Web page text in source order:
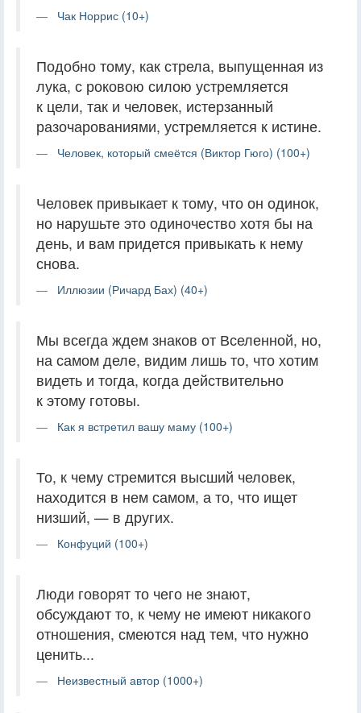
Чак Норрис (10+)
Подобно тому, как стрела, выпущенная из
лука, с роковою силою устремляется
к цели, так и человек, истерзанный
разочарованиями, устремляется к истине.
Человек, который смеётся (Виктор Гюго) (100+)
Человек привыкает к тому, что он одинок,
но нарушьте это одиночество хотя бы на
день, и вам придется привыкать к нему
снова.
Иллюзии (Ричард Бах) (40+)
Мы всегда ждем знаков от Вселенной, но,
на самом деле, видим лишь то, что хотим
видеть и тогда, когда действительно
к этому готовы.
Как я встретил вашу маму (100+)
То, к чему стремится высший человек,
находится в нем самом, а то, что ищет
низший, — в других.
Конфуций (100+)
Люди говорят то чего не знают,
обсуждают то, к чему не имеют никакого
отношения, смеются над тем, что нужно
ценить...
Неизвестный автор (1000+)